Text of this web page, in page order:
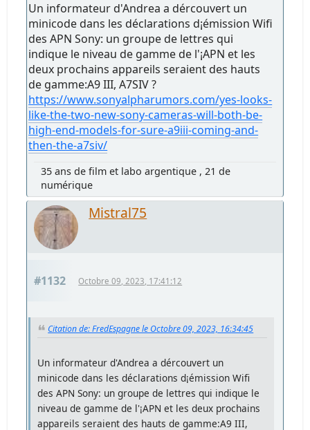
Un informateur d'Andrea a dércouvert un
minicode dans les déclarations d¡émission Wifi
des APN Sony: un groupe de lettres qui
indique le niveau de gamme de l'¡APN et les
deux prochains appareils seraient des hauts
de gamme:A9 III, A7SIV ?
https://www.sonyalpharumors.com/yes-looks-
like-the-two-new-sony-cameras-will-both-be-
high-end-models-for-sure-a9iii-coming-and-
then-the-a7siv/
35 ans de film et labo argentique , 21 de
numérique
Mistral75
#1132 Octobre 09, 2023, 17:41:12
Citation de: FredEspagne le Octobre 09, 2023, 16:34:45
Un informateur d'Andrea a dércouvert un
minicode dans les déclarations d¡émission Wifi
des APN Sony: un groupe de lettres qui indique le
niveau de gamme de l'¡APN et les deux prochains
appareils seraient des hauts de gamme:A9 III,